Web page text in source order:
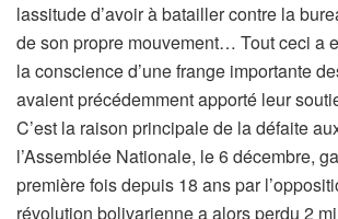
lassitude d’avoir à batailler contre la
de son propre mouvement… Tout ceci a
la conscience d’une frange importante
avaient précédemment apporté leur
C’est la raison principale de la défaite
l’Assemblée Nationale, le 6 décembre,
première fois depuis 18 ans par
révolution bolivarienne a alors perdu 2